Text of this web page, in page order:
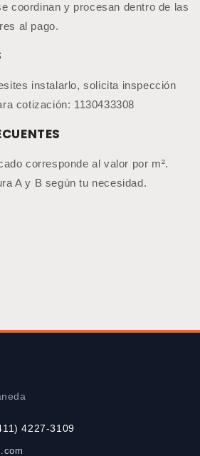
coordinan y procesan dentro de las
al pago.
instalarlo, solicita inspección
cotización: 1130433308
corresponde al valor por m².
A y B según tu necesidad.
4227-3109